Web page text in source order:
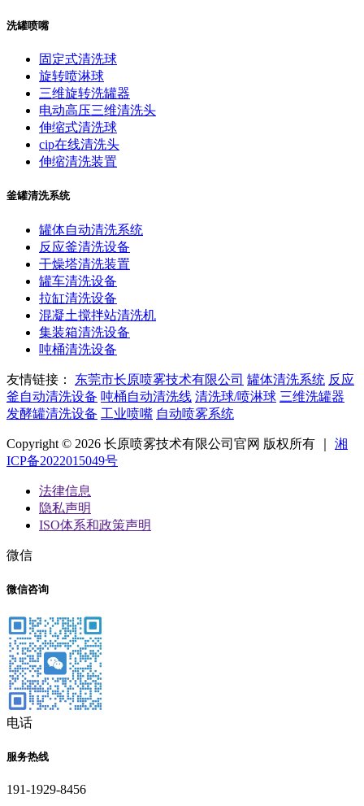
洗罐喷嘴
固定式清洗球
旋转喷淋球
三维旋转洗罐器
电动高压三维清洗头
伸缩式清洗球
cip在线清洗头
伸缩清洗装置
釜罐清洗系统
罐体自动清洗系统
反应釜清洗设备
干燥塔清洗装置
罐车清洗设备
拉缸清洗设备
混凝土搅拌站清洗机
集装箱清洗设备
吨桶清洗设备
友情链接： 东莞市长原喷雾技术有限公司 罐体清洗系统 反应
釜自动清洗设备 吨桶自动清洗线 清洗球/喷淋球 三维洗罐器
发酵罐清洗设备 工业喷嘴 自动喷雾系统
Copyright © 2026 长原喷雾技术有限公司官网 版权所有 ｜ 湘
ICP备2022015049号
法律信息
隐私声明
ISO体系和政策声明
微信
微信咨询
电话
服务热线
191-1929-8456